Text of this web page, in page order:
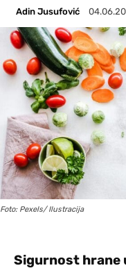
Adin Jusufović
Foto: Pexels/ Ilustracija
Sigurnost hrane